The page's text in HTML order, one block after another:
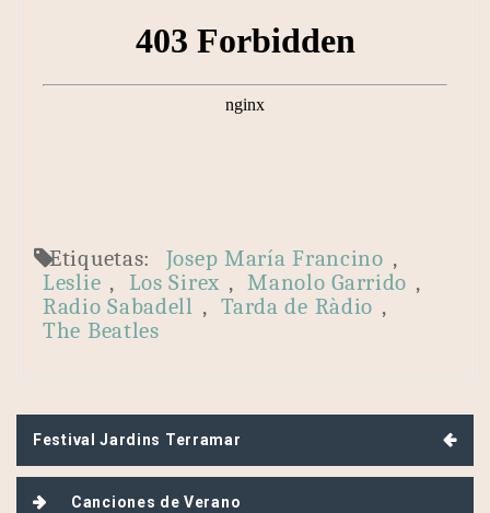
Etiquetas: Josep María Francino ,
Leslie , Los Sirex , Manolo Garrido ,
Radio Sabadell , Tarda de Ràdio ,
The Beatles
Navegación
de
entradas
Festival Jardins Terramar
Canciones de Verano